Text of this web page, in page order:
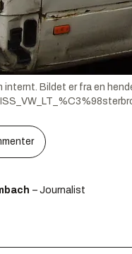
Bildet er fra en
– Journalist